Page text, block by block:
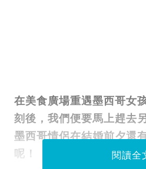
在美食廣場重遇墨西哥女
刻後，我們便要馬上趕去
墨西哥情侶在結婚前夕還
呢！
閱讀全